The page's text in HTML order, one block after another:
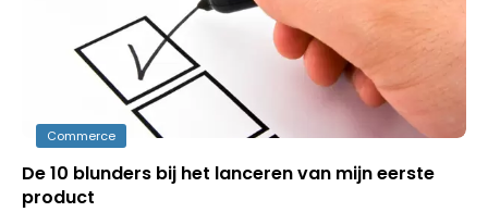
Commerce
De 10 blunders bij het lanceren van mijn eerste
product